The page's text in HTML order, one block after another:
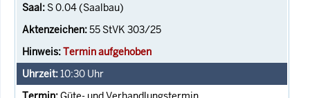
S 0.04 (Saalbau)
55 StVK 303/25
Termin aufgehoben
10:30 Uhr